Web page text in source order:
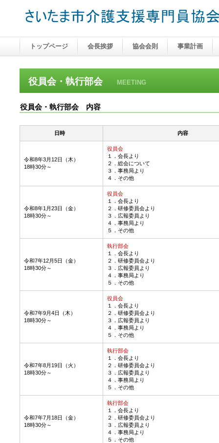
役員会・執行部会 MEETING
役員会・執行部会 内容
日時 内容
令和8年3月12日（木）
18時30分～
役員会
１．会長より
２．総会について
３．事務局より
４．その他
令和8年1月23日（金）
18時30分～
役員会
１．会長より
２．研修委員会より
３．広報委員より
４．事務局より
５．その他
令和7年12月5日（金）
18時30分～
執行部会
１．会長より
２．研修委員会より
３．広報委員より
４．事務局より
５．その他
令和7年9月4日（木）
18時30分～
役員会
１．会長より
２．研修委員会より
３．広報委員より
４．事務局より
５．その他
令和7年8月19日（火）
18時30分～
執行部会
１．会長より
２．研修委員会より
３．広報委員より
４．事務局より
５．その他
令和7年7月18日（金）
18時30分～
執行部会
１．会長より
２．研修委員会より
３．広報委員より
４．事務局より
５．その他
トップページ 会長挨拶 協会会則 事業計画